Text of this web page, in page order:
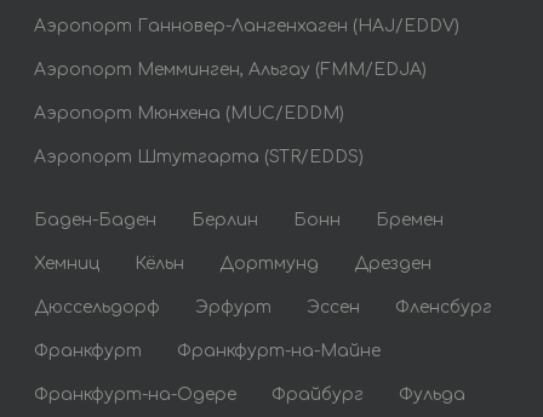
Аэропорт Ганновер-Лангенхаген (HAJ/EDDV)
Аэропорт Мемминген, Альгау (FMM/EDJA)
Аэропорт Мюнхена (MUC/EDDM)
Аэропорт Штутгарта (STR/EDDS)
Баден-Баден Берлин Бонн Бремен
Хемниц Кёльн Дортмунд Дрезден
Дюссельдорф Эрфурт Эссен Фленсбург
Франкфурт Франкфурт-на-Майне
Франкфурт-на-Одере Фрайбург Фульда